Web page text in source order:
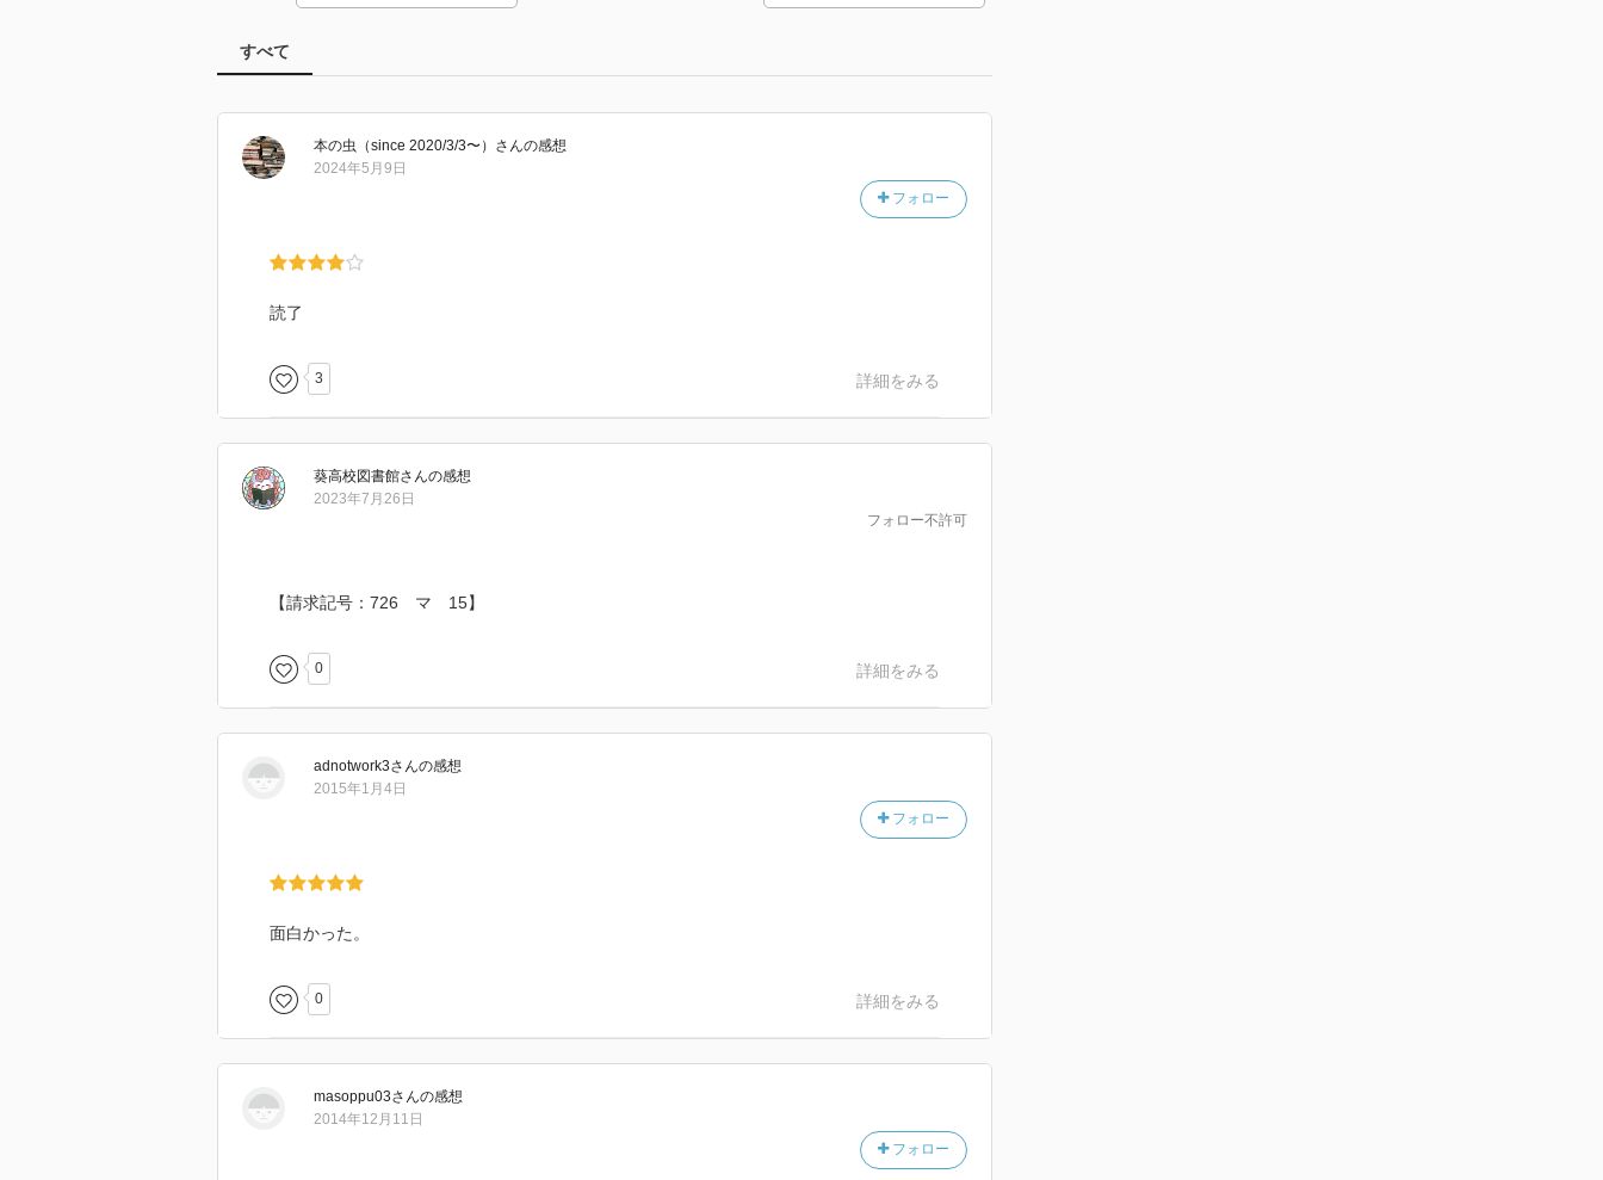
すべて
本の虫（since 2020/3/3〜） さんの感想
フォロー
2024年5月9日
読了
3 詳細をみる
葵高校図書館さんの感想
フォロー不許可
2023年7月26日
【請求記号：726 マ 15】
0 詳細をみる
adnotwork3さんの感想
フォロー
2015年1月4日
面白かった。
0 詳細をみる
masoppu03さんの感想
フォロー
2014年12月11日